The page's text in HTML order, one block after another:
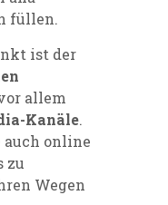
füllen.
ist der
allem
Kanäle.
auch online
zu
Wegen